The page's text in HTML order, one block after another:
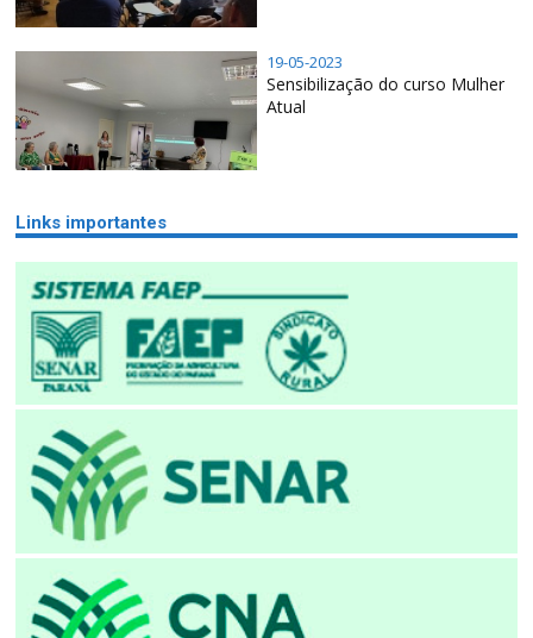
19-05-2023
Sensibilização do curso Mulher
Atual
Links importantes